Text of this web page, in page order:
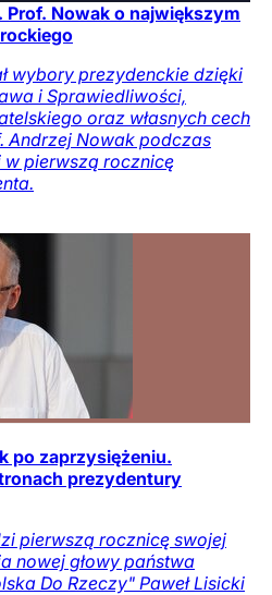
Nowak o największym
wybory prezydenckie dzięki
i Sprawiedliwości,
oraz własnych cech
Andrzej Nowak podczas
pierwszą rocznicę
po zaprzysiężeniu.
prezydentury
pierwszą rocznicę swojej
nowej głowy państwa
Do Rzeczy" Paweł Lisicki